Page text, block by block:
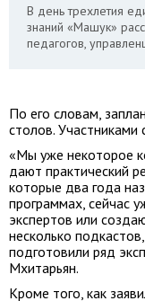
В день трехлетия
знаний «Машук»
педагогов,
По его словам,
столов. Участниками
«Мы уже некоторое
дают практический
которые два года
программах, сейчас
экспертов или
несколько
подготовили ряд
Мхитарьян.
Кроме того, как